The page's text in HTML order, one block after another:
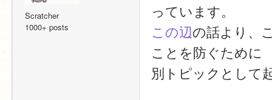
Scratcher
1000+ posts
っています。
この辺の話より、
ことを防ぐために
別トピックとして